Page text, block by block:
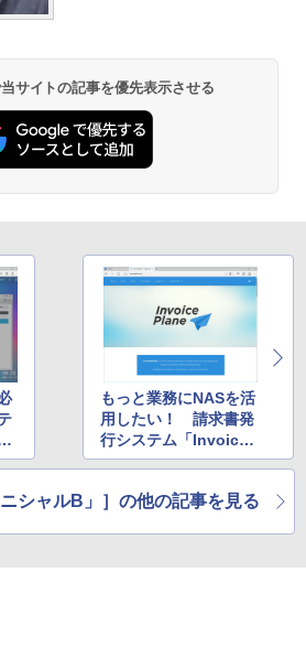
サイトの記事を優先表示させる
もっと業務にNASを活
用したい！ 請求書発
行システム「Invoice
Plane」を導入する
ニシャルB」］の他の記事を見る